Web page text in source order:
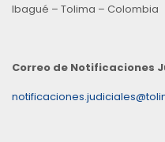
Ibagué – Tolima – Colombia
Correo de Notificaciones